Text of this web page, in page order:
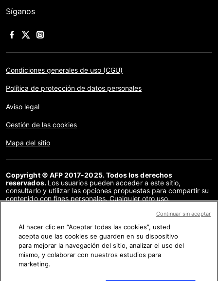
Síganos
Condiciones generales de uso (CGU)
Política de protección de datos personales
Aviso legal
Gestión de las cookies
Mapa del sitio
Copyright © AFP 2017-2025. Todos los derechos
reservados. Los usuarios pueden acceder a este sitio,
consultarlo y utilizar las opciones propuestas para compartir su
contenido con fines personales. Cualquier otro uso,
distribución del contenido de este sitio, en su totalidad o en
acuerdo específico firmado con la AFP, está estrictamente
prohibido. Los elementos analizados en cada verificación se
presentan o se enlazan en tanto en cuanto son necesarios para
la correcta comprensión de la verificación en cuestión. La AFP
no cuenta con derechos sobre los autores ni sobre los
propietarios del copyright de estos contenidos de terceras
Al hacer clic en “Aceptar todas las cookies”, usted
acepta que las cookies se guarden en su dispositivo
para mejorar la navegación del sitio, analizar el uso del
mismo, y colaborar con nuestros estudios para
marketing.
Continuar sin aceptar